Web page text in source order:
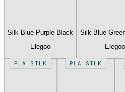
Silk Blue Purple Black
Elegoo
Silk Blue
Elegoo
PLA SILK PLA SILK